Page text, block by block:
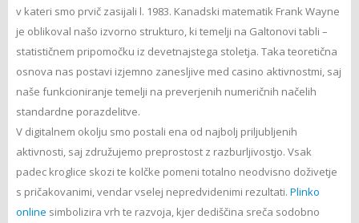
v kateri smo prvič zasijali l. 1983. Kanadski matematik Frank Wayne
je oblikoval našo izvorno strukturo, ki temelji na Galtonovi tabli –
statističnem pripomočku iz devetnajstega stoletja. Taka teoretična
osnova nas postavi izjemno zanesljive med casino aktivnostmi, saj
naše funkcioniranje temelji na preverjenih numeričnih načelih
standardne porazdelitve.
V digitalnem okolju smo postali ena od najbolj priljubljenih
aktivnosti, saj združujemo preprostost z razburljivostjo. Vsak
padec kroglice skozi te kolčke pomeni totalno neodvisno doživetje
s pričakovanimi, vendar vselej nepredvidenimi rezultati. Plinko
online simbolizira vrh te razvoja, kjer dediščina sreča sodobno